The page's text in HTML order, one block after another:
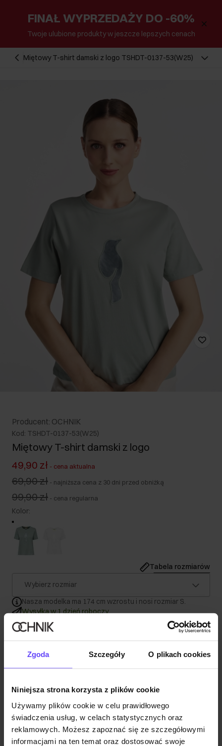
Zgoda Szczegóły O plikach cookies
Niniejsza strona korzysta z plików cookie
Używamy plików cookie w celu prawidłowego
świadczenia usług, w celach statystycznych oraz
reklamowych. Możesz zapoznać się ze szczegółowymi
informacjami na ten temat oraz dostosować swoje
FINAŁ WYPRZEDAŻY DO -60%
Twoje ulubione produkty w jeszcze lepszych cenach
Miętowy T-shirt damski z logo TSHDT-0137-53(W25)
Producent: OCHNIK
Kod: TSHDT-0137-53(W25)
Miętowy T-shirt damski z logo
49,90 zł - cena aktualna
69,90 zł - najniższa cena z 30 dni przed obniżką
99,90 zł - cena regularna
Kolor:
Tabela rozmiarów
Wybierz rozmiar
Nasza modelka ma 174 cm wzrostu i nosi rozmiar S.
Wysyłka w 1 dzień roboczy
Opis produktu
Szczegóły
Skład
Informacje o bezpieczeństwie